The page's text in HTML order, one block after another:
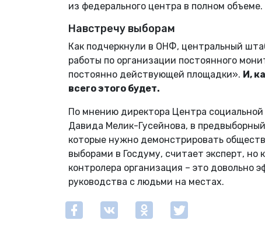
из федерального центра в полном объеме.
Навстречу выборам
Как подчеркнули в ОНФ, центральный
работы по организации постоянного
постоянно действующей площадки». И,
всего этого будет.
По мнению директора Центра
Давида Мелик-Гусейнова, в
которые нужно демонстрировать
выборами в Госдуму, считает эксперт,
контролера организация – это довольно
руководства с людьми на местах.